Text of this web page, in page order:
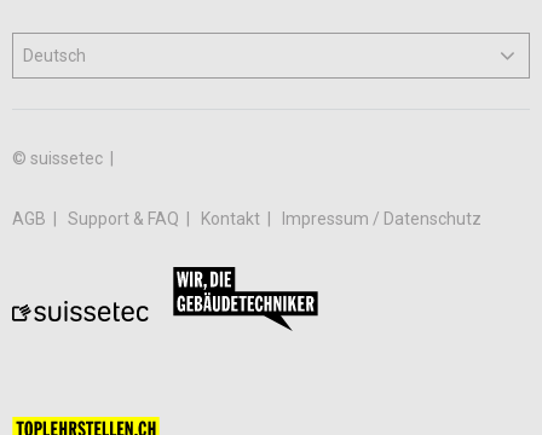
© suissetec |
AGB Support & FAQ Kontakt Impressum / Datenschutz